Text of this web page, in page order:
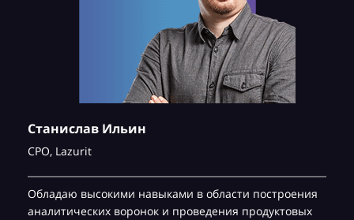
Станислав Ильин
CPO, Lazurit
Обладаю высокими навыками в области построения
аналитических воронок и проведения продуктовых